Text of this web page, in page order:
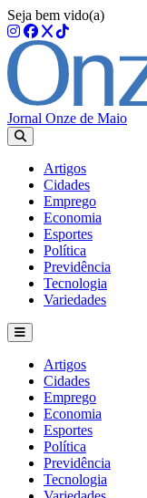
Seja bem vido(a)
Jornal Onze de Maio
Artigos
Cidades
Emprego
Economia
Esportes
Política
Previdência
Tecnologia
Variedades
Artigos
Cidades
Emprego
Economia
Esportes
Política
Previdência
Tecnologia